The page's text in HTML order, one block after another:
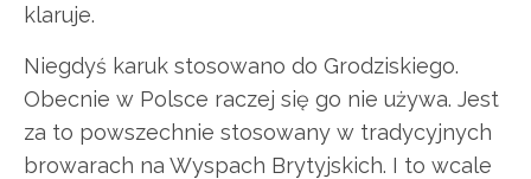
klaruje.
Niegdyś karuk stosowano do Grodziskiego.
Obecnie w Polsce raczej się go nie używa. Jest
za to powszechnie stosowany w tradycyjnych
browarach na Wyspach Brytyjskich. I to wcale